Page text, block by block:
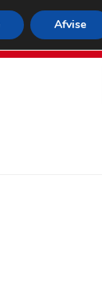
82 72 02
Afvise